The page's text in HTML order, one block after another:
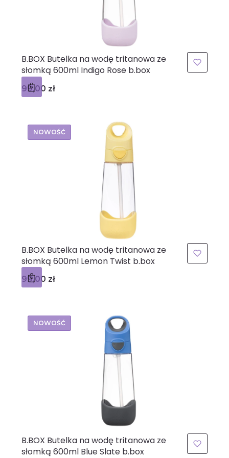
B.BOX Butelka na wodę tritanowa ze
słomką 600ml Indigo Rose b.box
Cena
99,00 zł
NOWOŚĆ
B.BOX Butelka na wodę tritanowa ze
słomką 600ml Lemon Twist b.box
Cena
99,00 zł
NOWOŚĆ
B.BOX Butelka na wodę tritanowa ze
słomką 600ml Blue Slate b.box